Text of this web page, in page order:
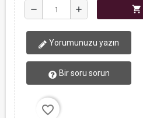
remove add shopping_cart
Yorumunuzu yazın
Bir soru sorun
favorite_border